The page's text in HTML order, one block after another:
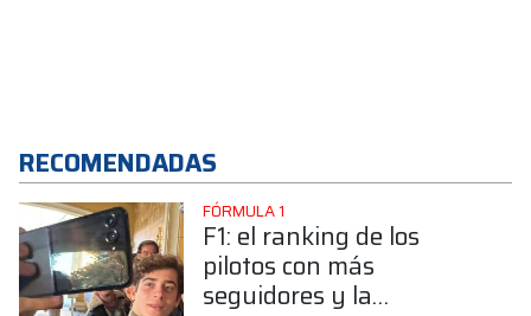
RECOMENDADAS
FÓRMULA 1
F1: el ranking de los
pilotos con más
seguidores y la